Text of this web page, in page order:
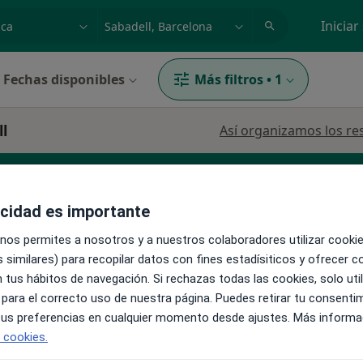
enfermedad o nombre Iniciar
Fechas disponibles Más filtros • 1
Así organizamos los
Psicólogo infantil
La reserva de cita online no está
Pedir una cita
es importante
permites a nosotros y a nuestros colaboradores utilizar
similares) para recopilar datos con fines estadísiticos y ofrecer
tus hábitos de navegación. Si rechazas todas las cookies, solo
el correcto uso de nuestra página. Puedes retirar tu
preferencias en cualquier momento desde ajustes. Más